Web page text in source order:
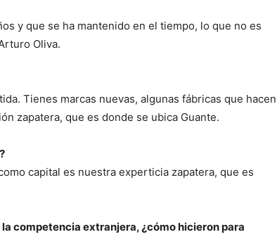
y que se ha mantenido en el tiempo, lo que no es
Oliva.
Tienes marcas nuevas, algunas fábricas que hacen
zapatera, que es donde se ubica Guante.
capital es nuestra experticia zapatera, que es
competencia extranjera, ¿cómo hicieron para